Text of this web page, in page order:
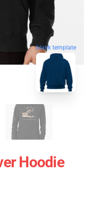
blank template
Hoodie